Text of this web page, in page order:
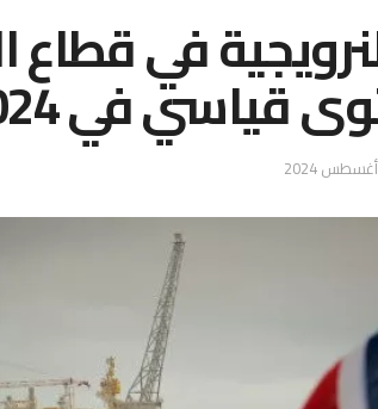
في قطاع
قياسي في 2024